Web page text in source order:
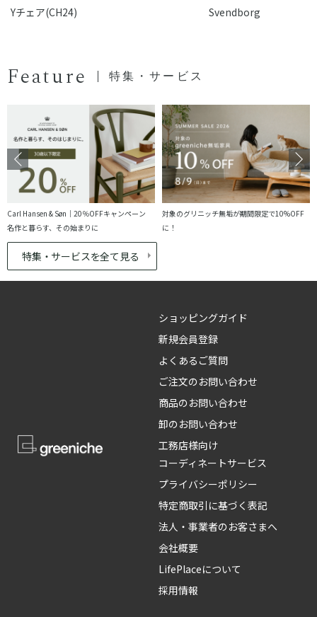
Yチェア(CH24)
Svendborg
Feature 特集・サービス
Carl Hansen & Søn｜20％OFFキャンペーン
名作と暮らす、その始まりに
対象のグリニッチ無垢が期間限定で10%OFF
に！
特集・サービスを全て見る
ショッピングガイド
新規会員登録
よくあるご質問
ご注文のお問い合わせ
商品のお問い合わせ
卸のお問い合わせ
工務店様向け
コーディネートサービス
プライバシーポリシー
特定商取引に基づく表記
法人・事業者のお客さまへ
会社概要
LifePlaceについて
採用情報